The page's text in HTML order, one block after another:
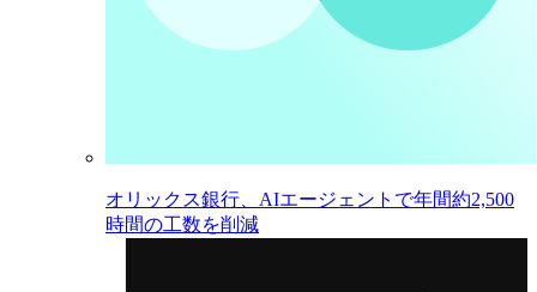
オリックス銀行、AIエージェントで年間約2,500
時間の工数を削減